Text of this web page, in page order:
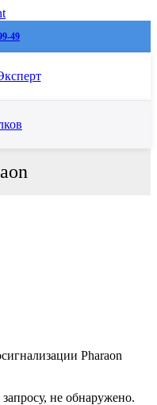
49
Pharaon
не обнаружено.